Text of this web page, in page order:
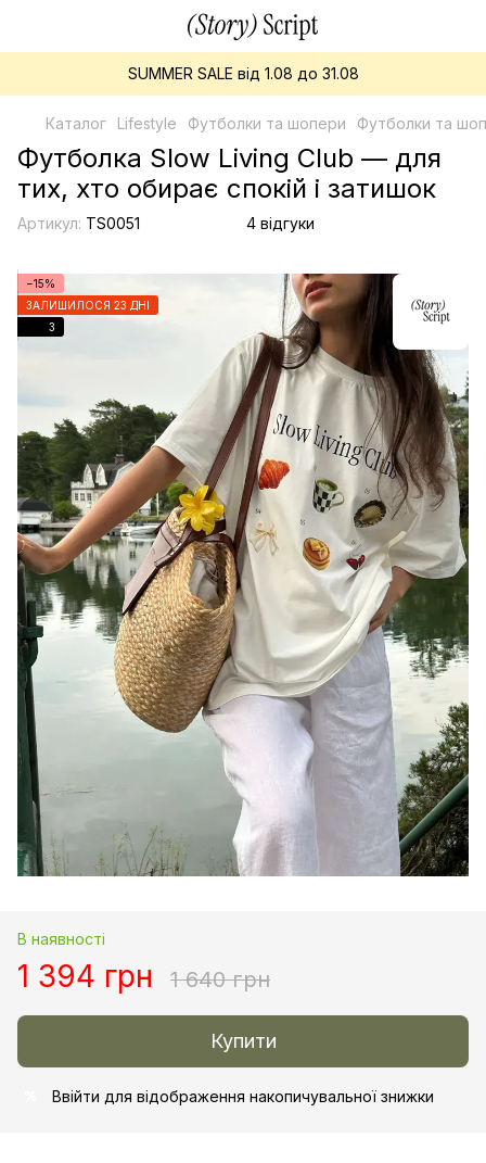
SUMMER SALE від 1.08 до 31.08
Каталог Lifestyle Футболки та шопери Футболки та
Футболка Slow Living Club — для
тих, хто обирає спокій і затишок
Артикул: TS0051 4 відгуки
−15%
ЗАЛИШИЛОСЯ 23 ДНІ
3
В наявності
1 394 грн 1 640 грн
Купити
Ввійти для відображення накопичувальної знижки